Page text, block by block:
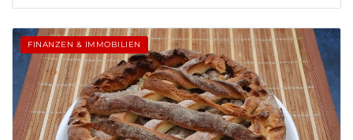
FINANZEN & IMMOBILIEN